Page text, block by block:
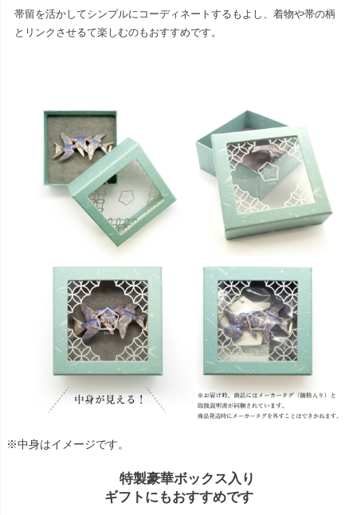
帯留を活かしてシンプルにコーディネートするもよし、着物や帯の柄
とリンクさせるて楽しむのもおすすめです。
※中身はイメージです。
特製豪華ボックス入り
ギフトにもおすすめです